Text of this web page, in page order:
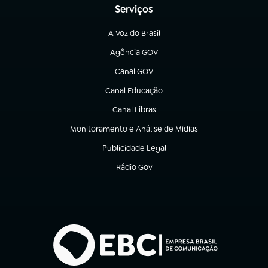
Serviços
A Voz do Brasil
(abre em nova aba)
Agência GOV
(abre em nova aba)
Canal GOV
(abre em nova aba)
Canal Educação
(abre em nova aba)
Canal Libras
(abre em nova aba)
Monitoramento e Análise de Mídias
(abre em nova aba)
Publicidade Legal
(abre em nova aba)
Rádio Gov
(abre em nova aba)